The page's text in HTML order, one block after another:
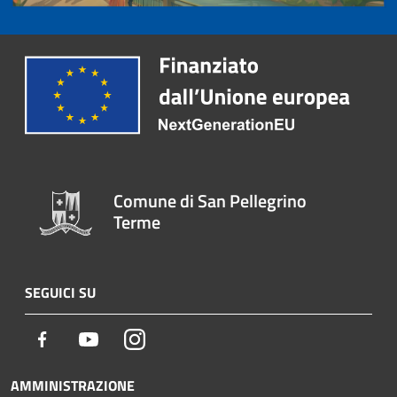
Comune di San Pellegrino
Terme
SEGUICI SU
Facebook YoutubeInstagram
AMMINISTRAZIONE